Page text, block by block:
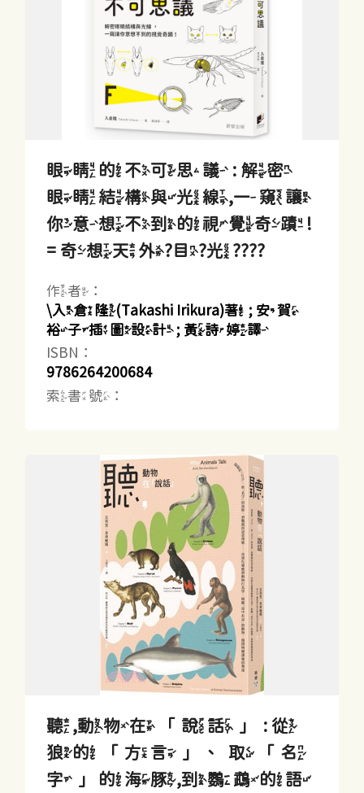
眼睛的不可思議 : 解密
眼睛結構與光線,一窺讓
你意想不到的視覺奇蹟!
= 奇想天外?目?光????
作者：
\入倉隆(Takashi Irikura)著 ; 安賀
裕子插圖設計 ; 黃詩婷譯
ISBN：
9786264200684
索書號：
聽,動物在「說話」 : 從
狼的「方言」、取「名
字」的海豚,到鸚鵡的語